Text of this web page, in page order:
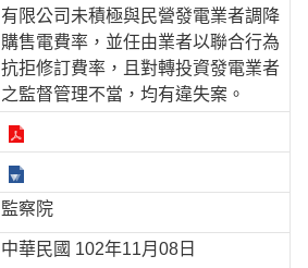
有限公司未積極與民營發電業者調降
購售電費率，並任由業者以聯合行為
抗拒修訂費率，且對轉投資發電業者
之監督管理不當，均有違失案。
監察院
中華民國 102年11月08日